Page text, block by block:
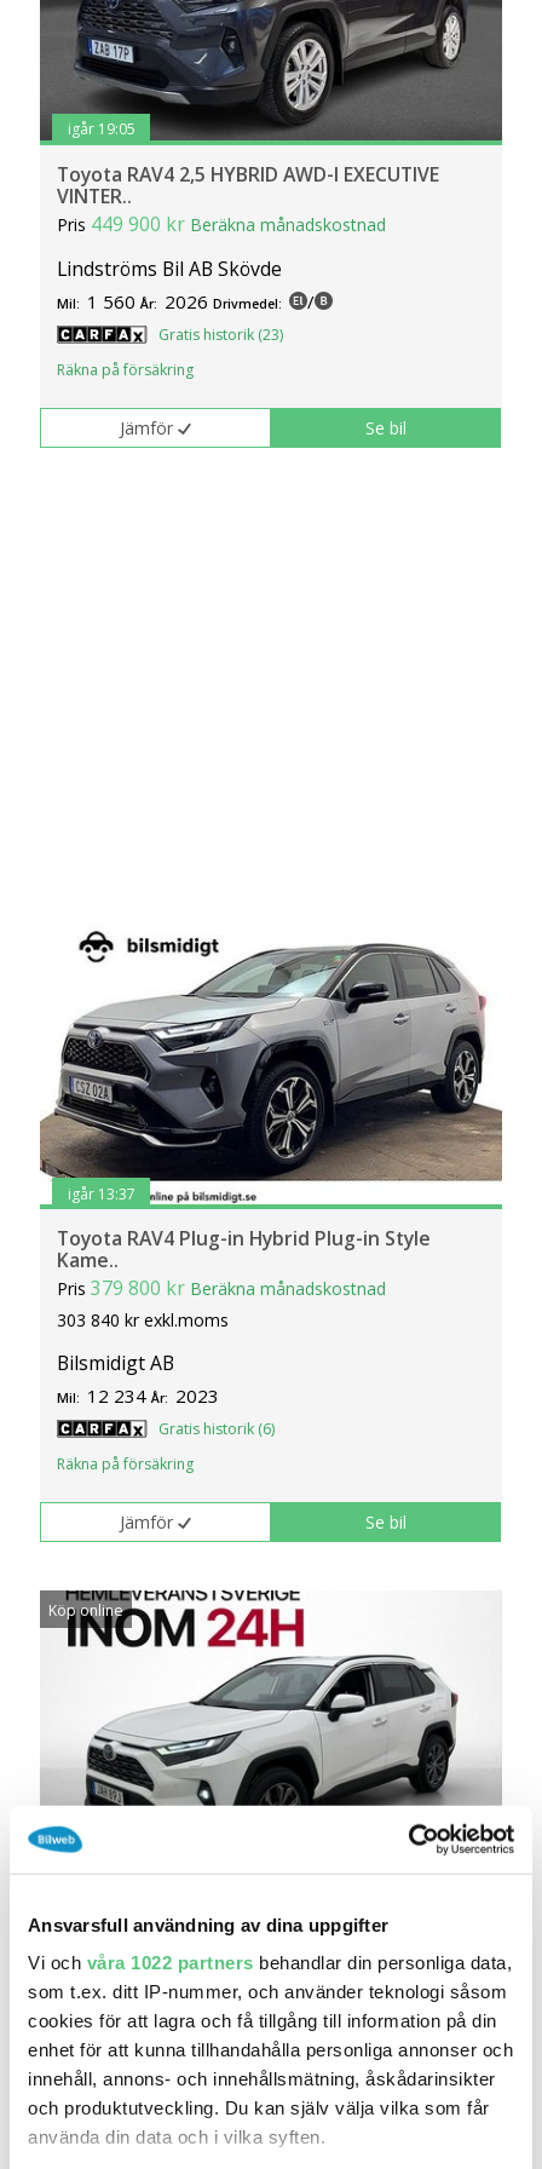
Ansvarsfull användning av dina uppgifter
Vi och våra 1022 partners behandlar din personliga data,
som t.ex. ditt IP-nummer, och använder teknologi såsom
cookies för att lagra och få tillgång till information på din
enhet för att kunna tillhandahålla personliga annonser och
innehåll, annons- och innehållsmätning, åskådarinsikter
och produktutveckling. Du kan själv välja vilka som får
använda din data och i vilka syften.
igår 19:05
Toyota RAV4 2,5 HYBRID AWD-I EXECUTIVE
VINTER..
Pris 449 900 kr Beräkna månadskostnad
Lindströms Bil AB Skövde
Mil: 1 560 År: 2026 Drivmedel: /
Gratis historik (23)
Räkna på försäkring
Jämför Se bil
igår 13:37
Toyota RAV4 Plug-in Hybrid Plug-in Style
Kame..
Pris379 800 kr Beräkna månadskostnad
303 840 kr exkl.moms
Bilsmidigt AB
Mil: 12 234 År: 2023
Gratis historik (6)
Räkna på försäkring
Jämför Se bil
Köp online
igår 13:32
Toyota RAV4 Hybrid AWD Executive Skinn
Kamera..
Pris364 800 kr Beräkna månadskostnad
291 840 kr exkl.moms
Riddermark Bil - Sundsvall
Mil: 12 307 År: 2023 Drivmedel: /
Gratis historik (9)